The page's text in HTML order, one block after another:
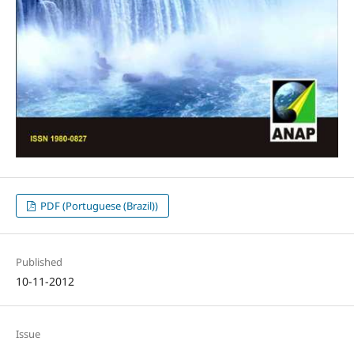
PDF (Portuguese (Brazil))
Published
10-11-2012
Issue